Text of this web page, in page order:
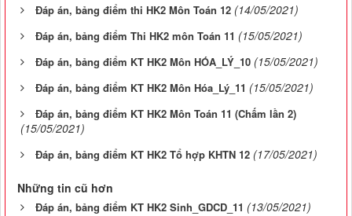
Đáp án, bảng điểm thi HK2 Môn Toán 12 (14/05/2021)
Đáp án, bảng điểm Thi HK2 môn Toán 11 (15/05/2021)
Đáp án, bảng điểm KT HK2 Môn HÓA_LÝ_10 (15/05/2021)
Đáp án, bảng điểm KT HK2 Môn Hóa_Lý_11 (15/05/2021)
Đáp án, bảng điểm KT HK2 Môn Toán 11 (Chấm lần 2)
(15/05/2021)
Đáp án, bảng điểm KT HK2 Tổ hợp KHTN 12 (17/05/2021)
Những tin cũ hơn
Đáp án, bảng điểm KT HK2 Sinh_GDCD_11 (13/05/2021)